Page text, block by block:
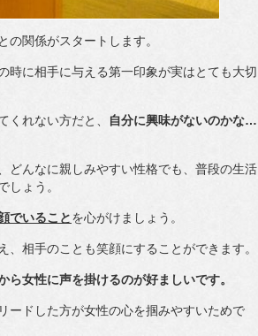
関係がスタートします。
時に相手に与える第一印象が実はとても大切
くれない方だと、
自分に興味がないのかな…
どんなに親しみやすい性格でも、普段の生活
しょう。
でいること を心がけましょう。
相手のことも笑顔にすることができます。
女性に声を掛けるのが好ましいです。
ードした方が女性の心を掴みやすいためで